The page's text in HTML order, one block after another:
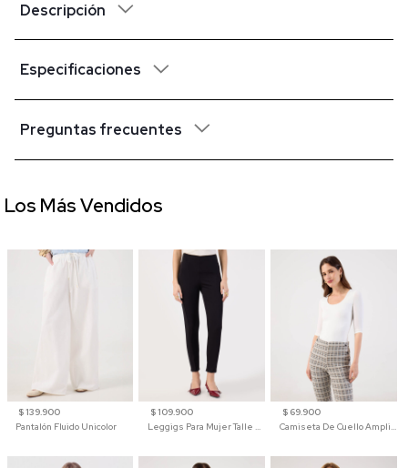
Descripción
Especificaciones
Preguntas frecuentes
$ 139.900
Pantalón Fluido Unicolor
$ 109.900
Leggigs Para Mujer Talle Alto Liso
$ 69.900
Camiseta De Cuello Amplio Y Manga 3/4 Para Mujer
Los Más Vendidos